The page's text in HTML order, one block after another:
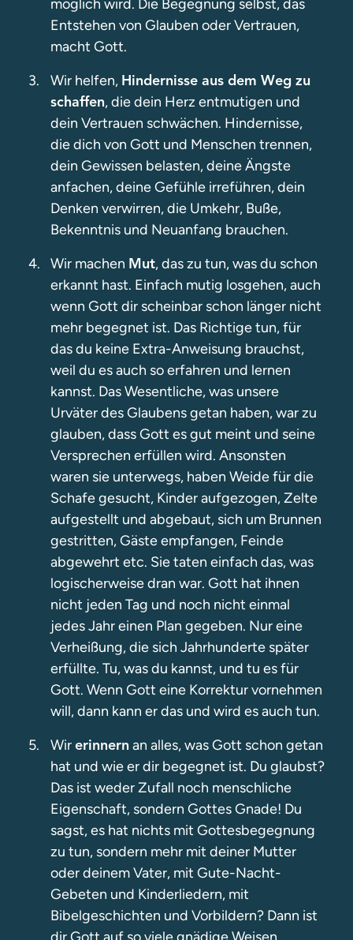
möglich wird. Die Begegnung selbst, das
Entstehen von Glauben oder Vertrauen,
macht Gott.
Wir helfen, Hindernisse aus dem Weg zu
schaffen, die dein Herz entmutigen und
dein Vertrauen schwächen. Hindernisse,
die dich von Gott und Menschen trennen,
dein Gewissen belasten, deine Ängste
anfachen, deine Gefühle irreführen, dein
Denken verwirren, die Umkehr, Buße,
Bekenntnis und Neuanfang brauchen.
Wir machen Mut, das zu tun, was du schon
erkannt hast. Einfach mutig losgehen, auch
wenn Gott dir scheinbar schon länger nicht
mehr begegnet ist. Das Richtige tun, für
das du keine Extra-Anweisung brauchst,
weil du es auch so erfahren und lernen
kannst. Das Wesentliche, was unsere
Urväter des Glaubens getan haben, war zu
glauben, dass Gott es gut meint und seine
Versprechen erfüllen wird. Ansonsten
waren sie unterwegs, haben Weide für die
Schafe gesucht, Kinder aufgezogen, Zelte
aufgestellt und abgebaut, sich um Brunnen
gestritten, Gäste empfangen, Feinde
abgewehrt etc. Sie taten einfach das, was
logischerweise dran war. Gott hat ihnen
nicht jeden Tag und noch nicht einmal
jedes Jahr einen Plan gegeben. Nur eine
Verheißung, die sich Jahrhunderte später
erfüllte. Tu, was du kannst, und tu es für
Gott. Wenn Gott eine Korrektur vornehmen
will, dann kann er das und wird es auch tun.
Wir erinnern an alles, was Gott schon getan
hat und wie er dir begegnet ist. Du glaubst?
Das ist weder Zufall noch menschliche
Eigenschaft, sondern Gottes Gnade! Du
sagst, es hat nichts mit Gottesbegegnung
zu tun, sondern mehr mit deiner Mutter
oder deinem Vater, mit Gute-Nacht-
Gebeten und Kinderliedern, mit
Bibelgeschichten und Vorbildern? Dann ist